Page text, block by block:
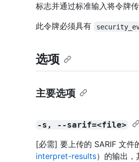
标志并通过标准输入将令牌
此令牌必须具有
选项
主要选项
-s, --sarif=<file>
[必需] 要上传的 SARIF 文件
interpret-results）的输出，